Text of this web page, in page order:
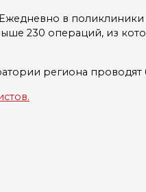
в
230 операций, из
региона проводят